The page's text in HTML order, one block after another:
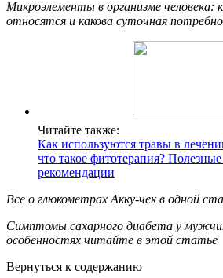
Микроэлементы в организме человека:
относятся и какова суточная
Читайте также:
Как используются травы в
что такое фитотерапия?
рекомендации
Все о глюкометрах Акку-чек в одной
Симптомы сахарного диабета у
особенностях читайте в этой статье
Вернуться к содержанию